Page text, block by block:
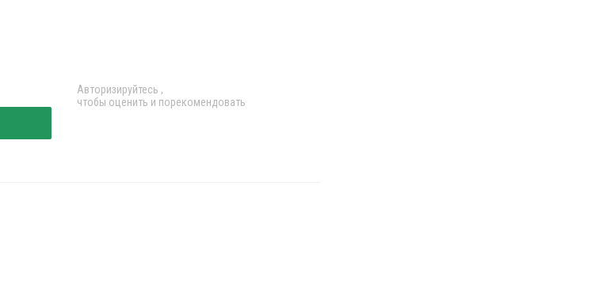
Авторизируйтесь ,
чтобы оценить и порекомендовать